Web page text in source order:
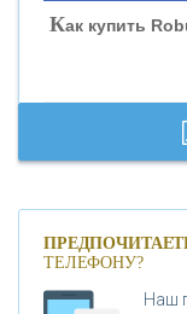
Как купить
ТЕЛЕФОНУ?
Наш